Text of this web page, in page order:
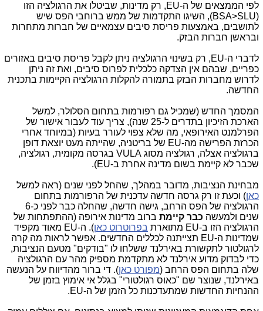
לפי הממצאים של ה-EU, רק מדינות, שביטלו את הרגולציה הזו
(BSA>SLU), השיגו התקדמות של ממש ברוחבי הפס שיש
לתושבים, באמצעות פריסת סיבים עצמאיים של חברות מתחרות
ובראשן חברות הבזק.
לדברי ה-EU, רק בשינוי הרגולציה ניתן לקבל פריסת סיבים באזורים
כפריים, שבהם אין הצדקה כלכלית לפרוס סיבים, ואת זה ניתן
לדרוש מחברות הבזק בתמורה להקלות הרגולציה הקיימות בתכנית
החדשה.
המסמך החדש (שמכיל גם רפורמות בתחום הסלולר, למשל
הארכת הזיכיון בתדרים ל-25 שנה), צריך עוד לעבור אישור של
הפרלמנט האירופאי, מה שלא צפוי לעורר בעיות (במיוחד אחרי
הכרזת הפרישה מה-EU של בריטניה, שהייתה מעט יוצאת דופן
ברגולציה אצלה, רגולציה מסוג VULA בגרסה מקומית, רגולציה,
שכבר לא קיימת בשום מדינה אחרת ב-EU).
מבחינת הנציבות, מדובר במהלך, שהחל לפני שנים (ראה למשל
כאן) וכעת זו רק גרסה חדשה עדכנית של הרפורמות בתחום
הרגולציה של הפס הרחב, גישה חדשה, שהחלה כבר לפני כ-6
שנים ולמעשה כבר קיימת ברוב מדינות אירופה (ההתפתחות של
הרגולציה הזו ב-EU מתוארת
בפרוטרוט כאן
). ה-EU מאוד מקפיד
שמדינות ה-EU תצייתנה לכללים החדשים. אפשר לראות מה קרה
לרגולטור לתקשורת באירלנד ששלחו לו "בודקים" מטעם הנציבות,
כדי לבדוק מדוע אירלנד לא מתקדמת מספיק מהר עם הרגולציה
שלה בתחום הפס הרחב (מפורט כאן). די ברור מהדיווח על הנעשה
באירלנד, שנוצר שם "כאוס רגולטורי" בגלל אי אימוץ בזמן של
ההנחיות החדשות שמתעדכנות כל הזמן של ה-EU.